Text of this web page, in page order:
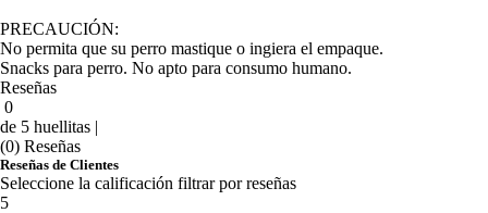
PRECAUCIÓN:
No permita que su perro mastique o ingiera el empaque.
Snacks para perro. No apto para consumo humano.
Reseñas
0
de 5 huellitas |
(0) Reseñas
Reseñas de Clientes
Seleccione la calificación filtrar por reseñas
5